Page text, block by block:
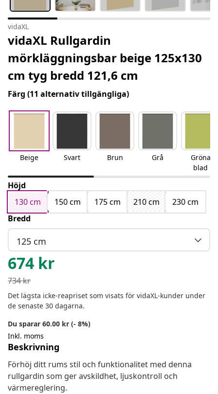
vidaXL
vidaXL Rullgardin
mörkläggningsbar beige 125x130
cm tyg bredd 121,6 cm
Färg (11 alternativ tillgängliga)
Beige Svart Brun Grå
Gröna
blad
Höjd
130 cm
150 cm 175 cm 210 cm
230 cm
Bredd
125 cm
674 kr
734kr
Det lägsta icke-reapriset som visats för vidaXL-kunder under
de senaste 30 dagarna.
Du sparar 60.00 kr (- 8%)
Inkl. moms
Beskrivning
Förhöj ditt rums stil och funktionalitet med denna
rullgardin som ger avskildhet, ljuskontroll och
värmereglering.